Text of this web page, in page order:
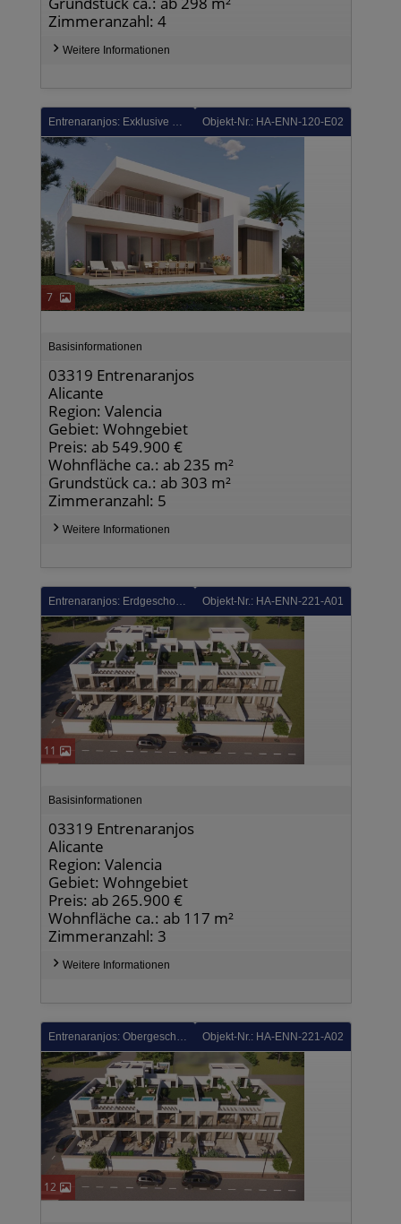
Zimmeranzahl: 4
Weitere Informationen
Objekt-Nr.: HA-ENN-120-E02
7
Basisinformationen
03319 Entrenaranjos
Alicante
Region: Valencia
Gebiet: Wohngebiet
Preis: ab 549.900 €
Wohnfläche ca.: ab 235 m²
Grundstück ca.: ab 303 m²
Zimmeranzahl: 5
Weitere Informationen
Entrenaranjos: Erdgeschoss-Wohnungen mit 2 Schlafzimmern, 2 Bädern, Vorinstallation Klimaanlage, Fußbodenheizung in Bädern und optionalem Whirlpool Objekt-Nr.: HA-ENN-221-A01
11
Basisinformationen
03319 Entrenaranjos
Alicante
Region: Valencia
Gebiet: Wohngebiet
Preis: ab 265.900 €
Wohnfläche ca.: ab 117 m²
Zimmeranzahl: 3
Weitere Informationen
Entrenaranjos: Obergeschoss-Wohnungen mit 2 Schlafzimmern, 2 Bädern, Dachterrasse, Vorinstallation Klimaanlage, Fußbodenheizung in Bädern und optionalem Whirlpool Objekt-Nr.: HA-ENN-221-A02
12